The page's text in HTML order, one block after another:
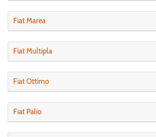
Fiat Marea
Fiat Multipla
Fiat Ottimo
Fiat Palio